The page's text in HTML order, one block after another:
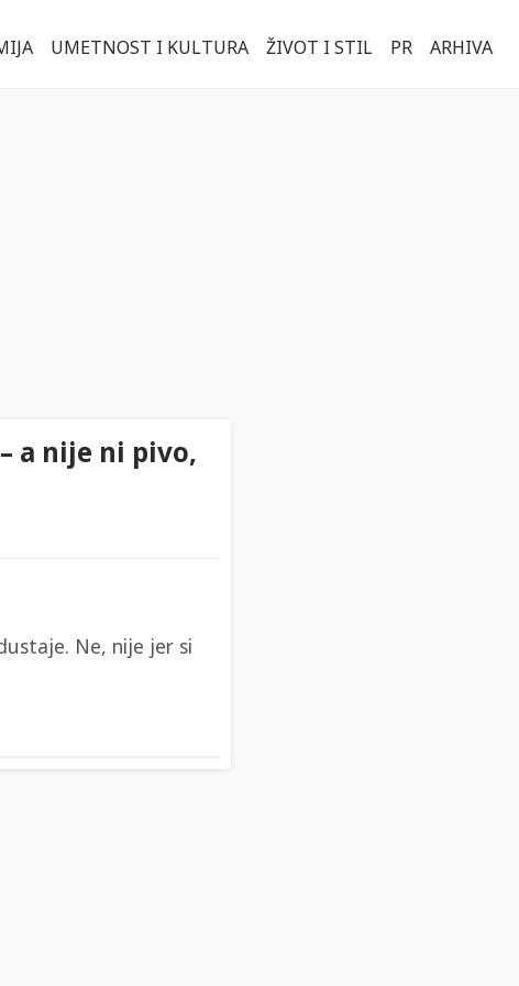
UMETNOST I KULTURA ŽIVOT I STIL PR ARHIVA
a nije ni pivo,
Ne, nije jer si